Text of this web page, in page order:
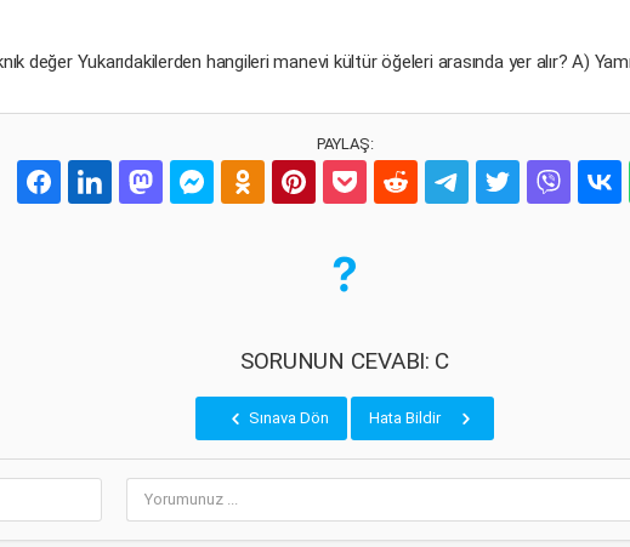
değer Yukarıdakilerden hangileri manevi kültür öğeleri arasında yer alır? A)
PAYLAŞ:
SORUNUN CEVABI: C
Sınava Dön Hata Bildir